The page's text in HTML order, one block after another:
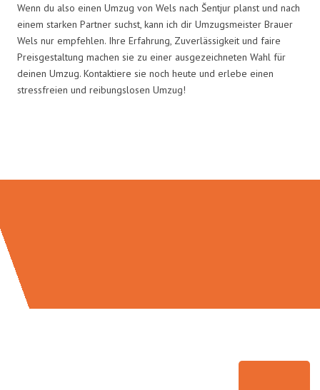
Wenn du also einen Umzug von Wels nach Šentjur planst und nach
einem starken Partner suchst, kann ich dir Umzugsmeister Brauer
Wels nur empfehlen. Ihre Erfahrung, Zuverlässigkeit und faire
Preisgestaltung machen sie zu einer ausgezeichneten Wahl für
deinen Umzug. Kontaktiere sie noch heute und erlebe einen
stressfreien und reibungslosen Umzug!